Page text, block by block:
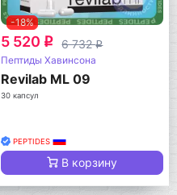
-18%
5 520 q 6 732q
Пептиды Хавинсона
Revilab ML 09
30 капсул
PEPTIDES
В корзину